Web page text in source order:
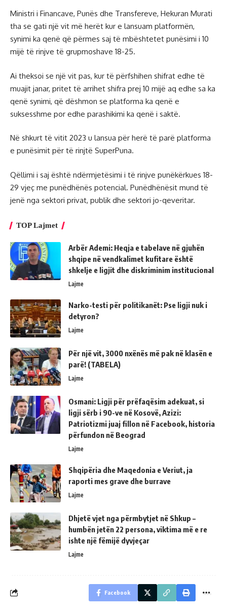
Ministri i Financave, Punës dhe Transfereve, Hekuran Murati
tha se gati një vit më herët kur e lansuam platformën,
synimi ka qenë që përmes saj të mbështetet punësimi i 10
mijë të rinjve të grupmoshave 18-25.
Ai theksoi se një vit pas, kur të përfshihen shifrat edhe të
muajit janar, pritet të arrihet shifra prej 10 mijë aq edhe sa ka
qenë synimi, që dëshmon se platforma ka qenë e
suksesshme por edhe parashikimi ka qenë i saktë.
Në shkurt të vitit 2023 u lansua për herë të parë platforma
e punësimit për të rinjtë SuperPuna.
Qëllimi i saj është ndërmjetësimi i të rinjve punëkërkues 18-
29 vjeç me punëdhënës potencial. Punëdhënësit mund të
jenë nga sektori privat, publik dhe sektori jo-qeveritar.
TOP Lajmet
Arbër Ademi: Heqja e tabelave në gjuhën
shqipe në vendkalimet kufitare është
shkelje e ligjit dhe diskriminim institucional
Lajme
Narko-testi për politikanët: Pse ligji nuk i
detyron?
Lajme
Për një vit, 3000 nxënës më pak në klasën e
parë! (TABELA)
Lajme
Osmani: Ligji për prëfaqësim adekuat, si
ligji sërb i 90-ve në Kosovë, Azizi:
Patriotizmi juaj fillon në Facebook, historia
përfundon në Beograd
Lajme
Shqipëria dhe Maqedonia e Veriut, ja
raporti mes grave dhe burrave
Lajme
Dhjetë vjet nga përmbytjet në Shkup –
humbën jetën 22 persona, viktima më e re
ishte një fëmijë dyvjeçar
Lajme
Facebook